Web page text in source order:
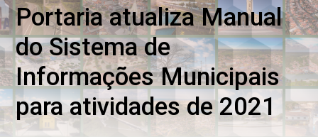
Portaria atualiza Manual
do Sistema de
Informações Municipais
para atividades de 2021